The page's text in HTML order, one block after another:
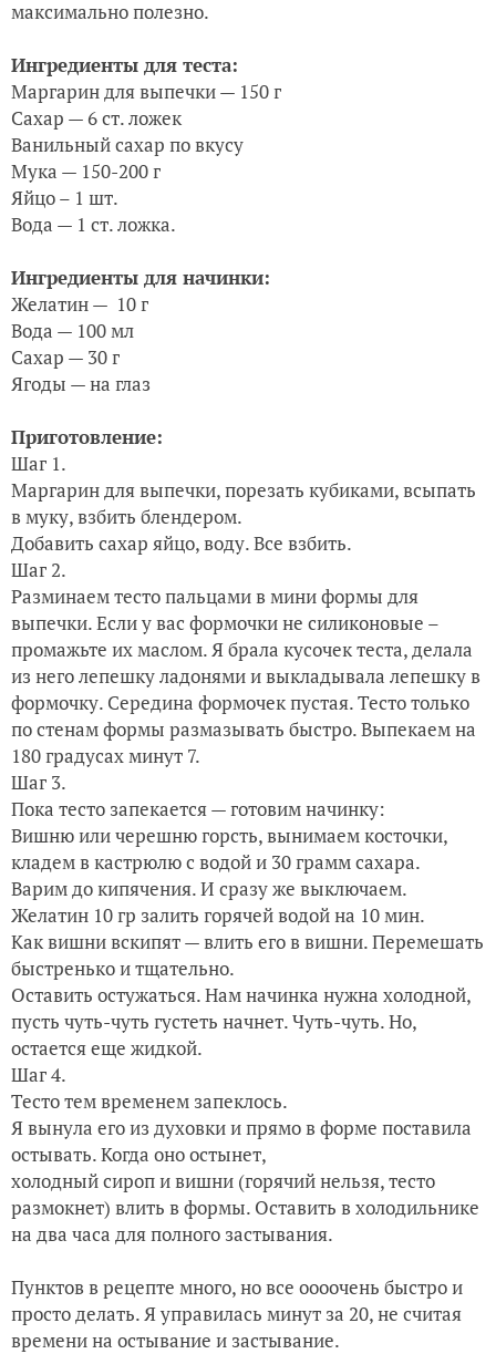
максимально полезно.
Ингредиенты для теста:
Маргарин для выпечки — 150 г
Сахар — 6 ст. ложек
Ванильный сахар по вкусу
Мука — 150-200 г
Яйцо – 1 шт.
Вода — 1 ст. ложка.
Ингредиенты для начинки:
Желатин — 10 г
Вода — 100 мл
Сахар — 30 г
Ягоды — на глаз
Приготовление:
Шаг 1.
Маргарин для выпечки, порезать кубиками, всыпать
в муку, взбить блендером.
Добавить сахар яйцо, воду. Все взбить.
Шаг 2.
Разминаем тесто пальцами в мини формы для
выпечки. Если у вас формочки не силиконовые –
промажьте их маслом. Я брала кусочек теста, делала
из него лепешку ладонями и выкладывала лепешку в
формочку. Середина формочек пустая. Тесто только
по стенам формы размазывать быстро. Выпекаем на
180 градусах минут 7.
Шаг 3.
Пока тесто запекается — готовим начинку:
Вишню или черешню горсть, вынимаем косточки,
кладем в кастрюлю с водой и 30 грамм сахара.
Варим до кипячения. И сразу же выключаем.
Желатин 10 гр залить горячей водой на 10 мин.
Как вишни вскипят — влить его в вишни. Перемешать
быстренько и тщательно.
Оставить остужаться. Нам начинка нужна холодной,
пусть чуть-чуть густеть начнет. Чуть-чуть. Но,
остается еще жидкой.
Шаг 4.
Тесто тем временем запеклось.
Я вынула его из духовки и прямо в форме поставила
остывать. Когда оно остынет,
холодный сироп и вишни (горячий нельзя, тесто
размокнет) влить в формы. Оставить в холодильнике
на два часа для полного застывания.
Пунктов в рецепте много, но все оооочень быстро и
просто делать. Я управилась минут за 20, не считая
времени на остывание и застывание.